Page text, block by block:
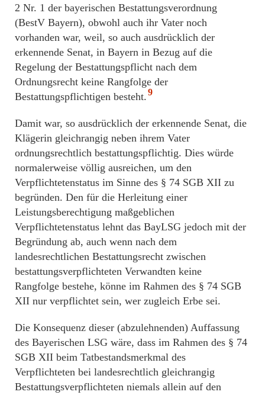
2 Nr. 1 der bayerischen Bestattungsverordnung
(BestV Bayern), obwohl auch ihr Vater noch
vorhanden war, weil, so auch ausdrücklich der
erkennende Senat, in Bayern in Bezug auf die
Regelung der Bestattungspflicht nach dem
Ordnungsrecht keine Rangfolge der
Bestattungspflichtigen besteht.9
Damit war, so ausdrücklich der erkennende Senat, die
Klägerin gleichrangig neben ihrem Vater
ordnungsrechtlich bestattungspflichtig. Dies würde
normalerweise völlig ausreichen, um den
Verpflichtetenstatus im Sinne des § 74 SGB XII zu
begründen. Den für die Herleitung einer
Leistungsberechtigung maßgeblichen
Verpflichtetenstatus lehnt das BayLSG jedoch mit der
Begründung ab, auch wenn nach dem
landesrechtlichen Bestattungsrecht zwischen
bestattungsverpflichteten Verwandten keine
Rangfolge bestehe, könne im Rahmen des § 74 SGB
XII nur verpflichtet sein, wer zugleich Erbe sei.
Die Konsequenz dieser (abzulehnenden) Auffassung
des Bayerischen LSG wäre, dass im Rahmen des § 74
SGB XII beim Tatbestandsmerkmal des
Verpflichteten bei landesrechtlich gleichrangig
Bestattungsverpflichteten niemals allein auf den